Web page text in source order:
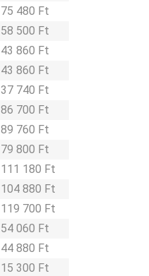
75 480 Ft
58 500 Ft
43 860 Ft
43 860 Ft
37 740 Ft
86 700 Ft
89 760 Ft
79 800 Ft
111 180 Ft
104 880 Ft
119 700 Ft
54 060 Ft
44 880 Ft
15 300 Ft